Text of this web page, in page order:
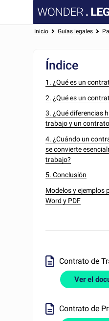
Inicio Guías legales
Índice
1. ¿Qué es un
2. ¿Qué es un
3. ¿Qué diferencias
trabajo y un
4. ¿Cuándo un
se convierte
trabajo?
5. Conclusión
Modelos y ejemplos
Word y PDF
Contrato de
Ver el
Contrato de